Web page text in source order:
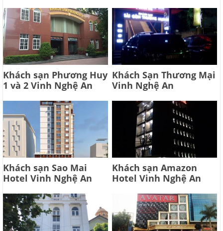
Khách sạn Phương Huy
1 và 2 Vinh Nghệ An
Khách Sạn Thương Mại
Vinh Nghệ An
Khách sạn Sao Mai
Hotel Vinh Nghệ An
Khách sạn Amazon
Hotel Vinh Nghệ An